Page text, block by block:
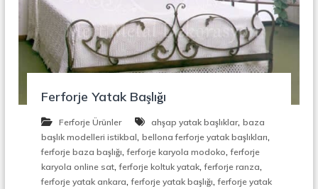
n
r
ü
k
i
y
Ç
i
k
M
Ferforje Yatak Başlığı
Ferforje Ürünler ahşap yatak başlıklar, baza
başlık modelleri istikbal, bellona ferforje yatak başlıkları,
ferforje baza başlığı,ferforje karyola modoko,ferforje
karyola online sat,ferforje koltuk yatak,ferforje ranza,
ferforje yatak ankara,ferforje yatak başlığı,ferforje yatak